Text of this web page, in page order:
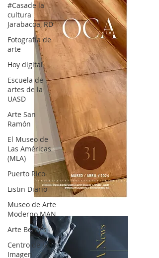
#Casade la
cultura
Jarabacoa, RD
Fotografía de
arte
Hoy digital
Escuela de
artes de la
UASD
Arte San
Ramón
El Museo de
Las Américas
(MLA)
Puerto Rico
Listin Diario
Museo de Arte
Moderno MAN
Arte Berry's
Centro de la
Imagen
OCA|News 31 / Marzo-Abril / 2024